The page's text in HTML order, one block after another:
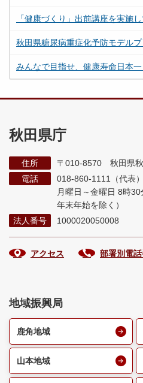
「健康づくり」出前講座を実施
秋田県糖尿病重症化予防モデル
みんなで目指せ、健康寿命日本
秋田県庁
住所
〒010-8570 秋田県
電話
018-860-1111（代表）
月曜日～金曜日 8時
年末年始を除く）
法人番号
1000020050008
アクセス 部署別電
地域振興局
鹿角地域
山本地域